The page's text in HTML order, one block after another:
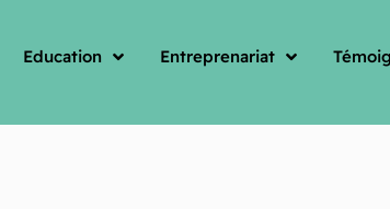
Education Entreprenariat